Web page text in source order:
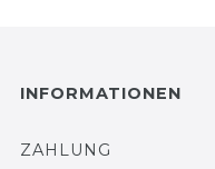
INFORMATIONEN
ZAHLUNG